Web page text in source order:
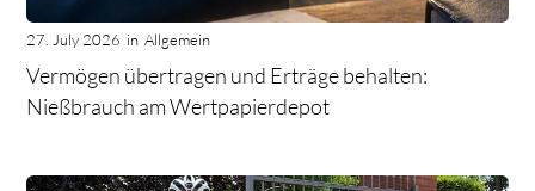
27. July 2026 in Allgemein
Vermögen übertragen und Erträge behalten:
Nießbrauch am Wertpapierdepot